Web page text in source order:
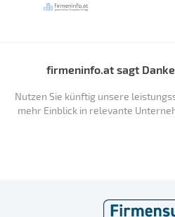
firmeninfo.at sagt
Nutzen Sie künftig unsere
mehr Einblick in relevante